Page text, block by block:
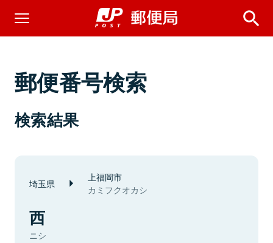
郵便番号検索
検索結果
埼玉県 上福岡市
カミフクオカシ
西
ニシ